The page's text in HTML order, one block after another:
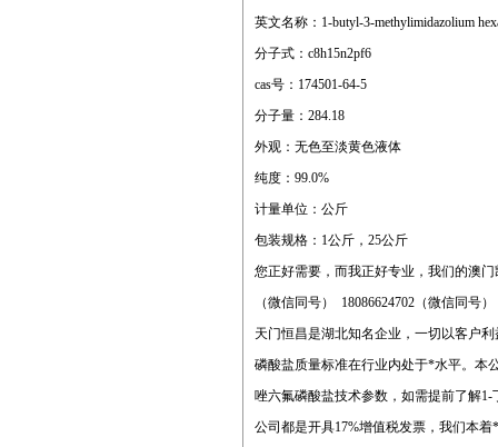
英文名称：1-butyl-3-methylimidazolium
分子式：c8h15n2pf6
cas号：174501-64-5
分子量：284.18
外观：无色至淡黄色液体
纯度：99.0%
计量单位：公斤
包装规格：1公斤，25公斤
您正好需要，而我正好专业，我们的澳
（微信同号） 18086624702（微信同号
天门恒昌是湖北知名企业，一切以客户
磷酸盐质量标准在行业内处于*水平。本
唑六氟磷酸盐技术参数，如需提前了解
公司都是开具17%增值税发票，我们本